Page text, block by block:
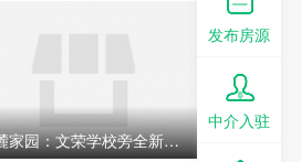
北麓家园：文荣学校旁全新电梯房，均价7500元/㎡
发布房源
中介入驻